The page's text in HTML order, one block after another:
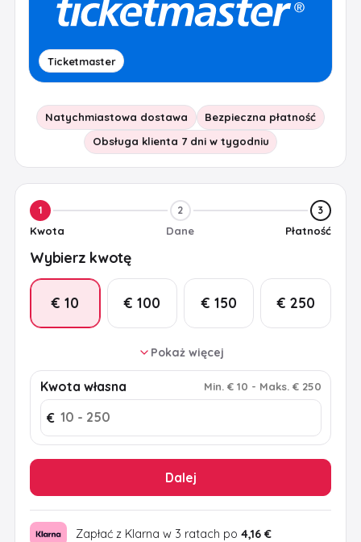
Ticketmaster
Natychmiastowa dostawa
Bezpieczna płatność
Obsługa klienta 7 dni w tygodniu
1
Kwota
2
Dane
3
Płatność
Wybierz kwotę
€ 10 € 100 € 150 € 250
€ 50 € 75
Pokaż więcej
Kwota własna Min. € 10 - Maks. € 250
€
Dalej
Zapłać z Klarna w 3 ratach po 4,16 €